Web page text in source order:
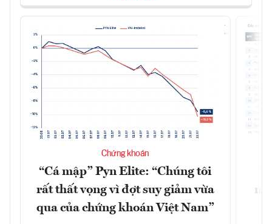
Chứng khoán
“Cá mập” Pyn Elite: “Chúng tôi
rất thất vọng vì đợt suy giảm vừa
qua của chứng khoán Việt Nam”